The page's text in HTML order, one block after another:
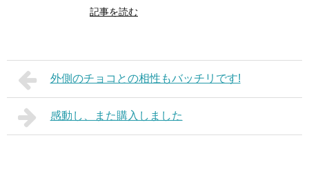
記事を読む
外側のチョコとの相性もバッチリです!
感動し、また購入しました